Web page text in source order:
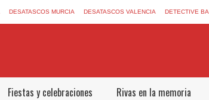
DESATASCOS MURCIA DESATASCOS VALENCIA DETECTIVE
Fiestas y celebraciones Rivas en la memoria